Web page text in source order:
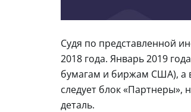
Судя по представленной
2018 года. Январь 2019
бумагам и биржам США), а
следует блок «Партнеры»,
деталь.